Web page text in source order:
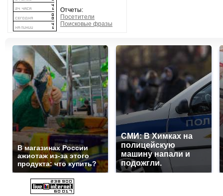
Отчеты:
Посетители
Поисковые фразы
В магазинах России
ажиотаж из-за этого
продукта: что купить?
СМИ: В Химках на
полицейскую
машину напали и
подожгли.